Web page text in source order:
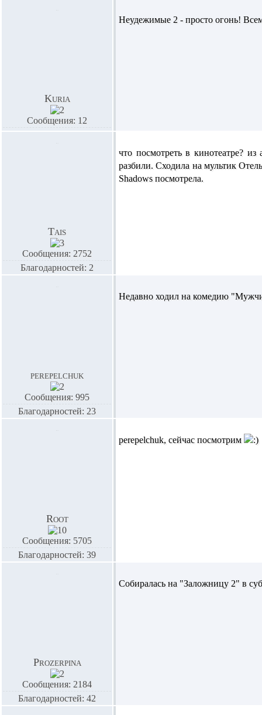
Kuria
Сообщения: 12
Неудежимые 2 - просто огонь!
Tais
Сообщения: 2752
Благодарностей: 2
что посмотреть в кинотеатре?
разбили. Сходила на мультик
Shadows посмотрела.
perepelchuk
Сообщения: 995
Благодарностей: 23
Недавно ходил на комедию
Root
Сообщения: 5705
Благодарностей: 39
perepelchuk, сейчас посмотрим
Prozerpina
Сообщения: 2184
Благодарностей: 42
Собиралась на "Заложницу 2" в